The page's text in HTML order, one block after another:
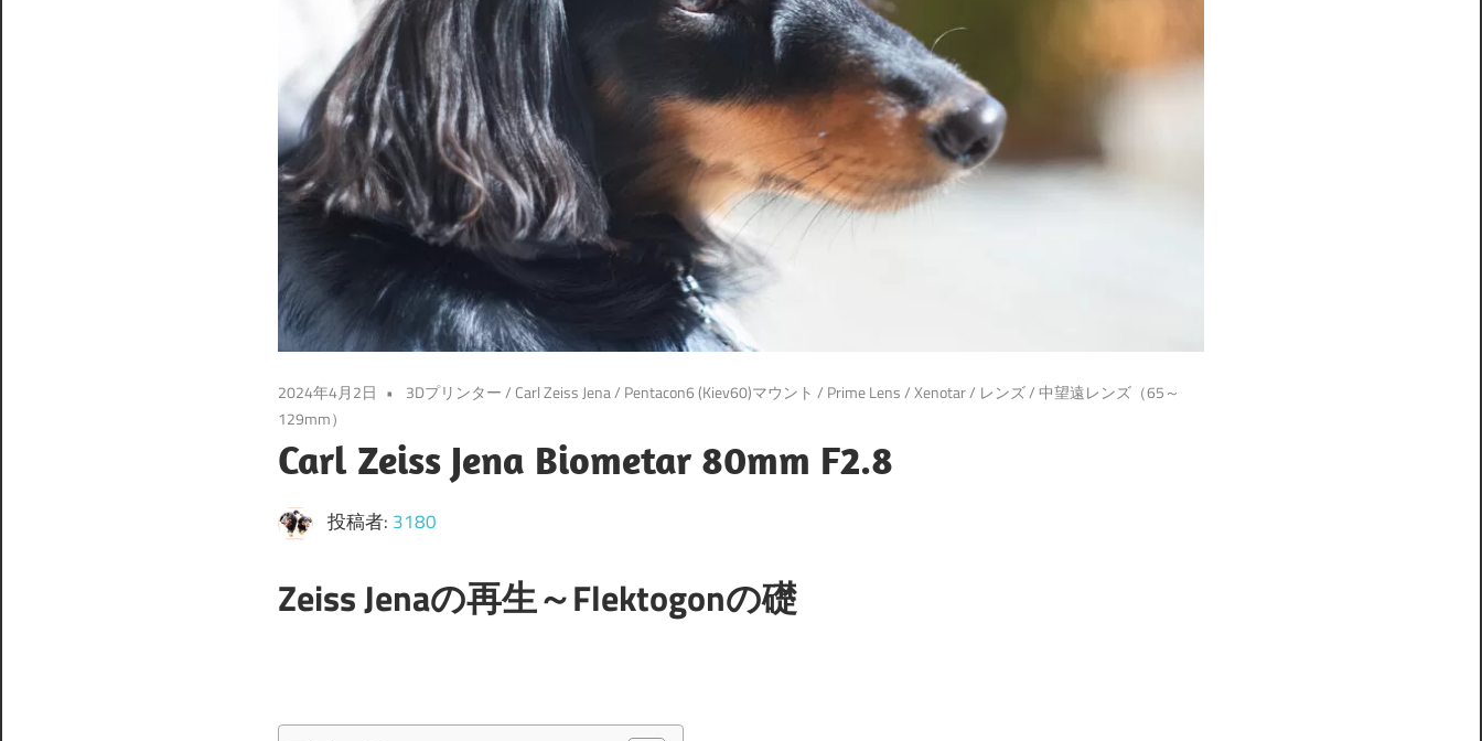
2024年4月2日 3Dプリンター/ Carl Zeiss Jena/ Pentacon6 (Kiev60)マウント / Prime Lens/Xenotar/ レンズ/中望遠レンズ（65～
129mm）
Carl Zeiss Jena Biometar 80mm F2.8
投稿者: 3180
Zeiss Jenaの再生～Flektogonの礎